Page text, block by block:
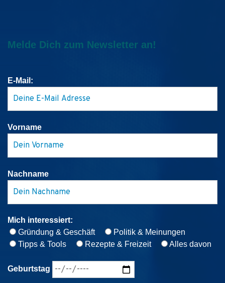
Melde Dich zum Newsletter an!
E-Mail:
Vorname
Nachname
Mich interessiert:
Gründung & Geschäft
Politik & Meinungen
Tipps & Tools
Rezepte & Freizeit Alles davon
Geburtstag